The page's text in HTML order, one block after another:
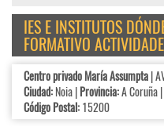
IES E INSTITUTOS
FORMATIVO
Centro privado María Assumpta|
Ciudad:Noia |Provincia:A Coruña |
Código Postal:15200